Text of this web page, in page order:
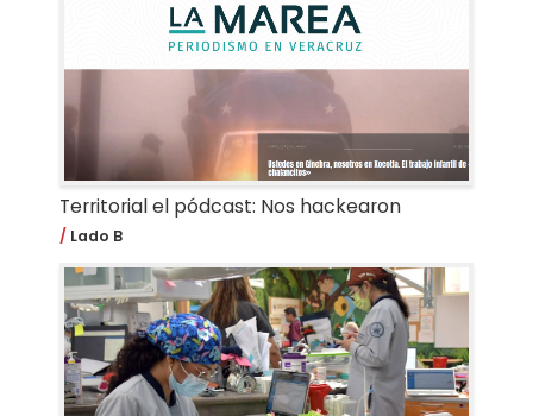
Territorial el pódcast: Nos hackearon
Lado B